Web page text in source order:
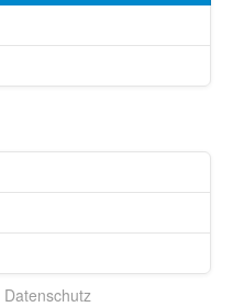
Datenschutz